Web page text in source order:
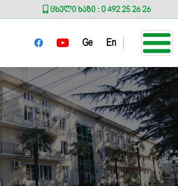
ცხელი ხაზი : 0 492 25 26 26
Ge En